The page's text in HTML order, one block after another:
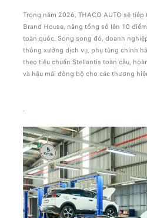
Trong năm 2026, THACO AUTO sẽ
Brand House, nâng tổng số lên 10
toàn quốc. Song song đó, doanh
thống xưởng dịch vụ, phụ tùng chính
theo tiêu chuẩn Stellantis toàn cầu,
và hậu mãi đồng bộ cho các thương
.